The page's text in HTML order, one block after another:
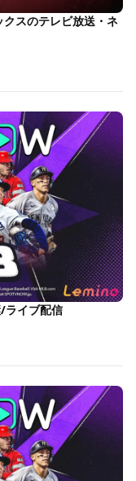
クスのテレビ放送・ネ
ライブ配信